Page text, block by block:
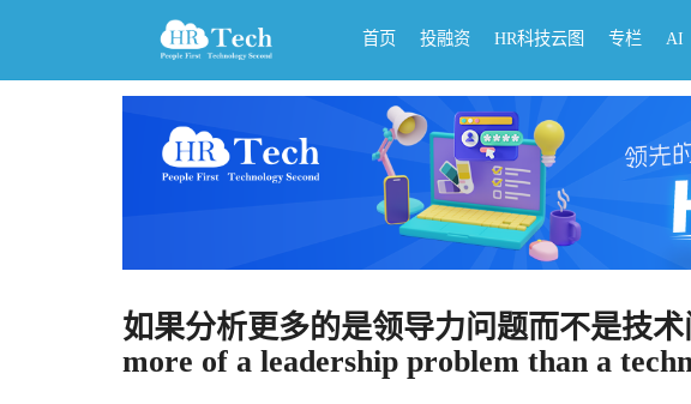
首页 投融资 HR科技云图 专栏 AI
如果分析更多的是领导力问题而不是技
more of a leadership problem than a